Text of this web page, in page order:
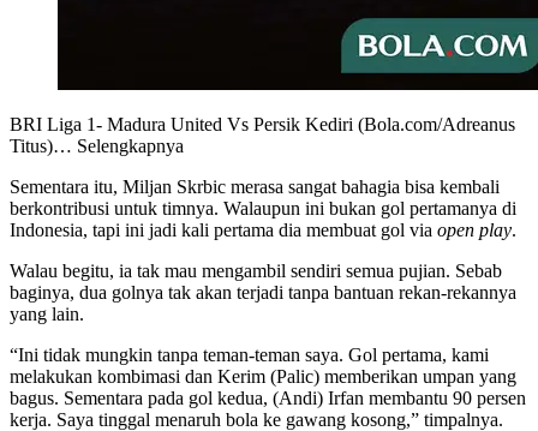
BRI Liga 1- Madura United Vs Persik Kediri (Bola.com/Adreanus
Titus)… Selengkapnya
Sementara itu, Miljan Skrbic merasa sangat bahagia bisa kembali
berkontribusi untuk timnya. Walaupun ini bukan gol pertamanya di
Indonesia, tapi ini jadi kali pertama dia membuat gol via open play.
Walau begitu, ia tak mau mengambil sendiri semua pujian. Sebab
baginya, dua golnya tak akan terjadi tanpa bantuan rekan-rekannya
yang lain.
“Ini tidak mungkin tanpa teman-teman saya. Gol pertama, kami
melakukan kombimasi dan Kerim (Palic) memberikan umpan yang
bagus. Sementara pada gol kedua, (Andi) Irfan membantu 90 persen
kerja. Saya tinggal menaruh bola ke gawang kosong,” timpalnya.